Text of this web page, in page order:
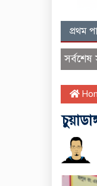
প্রথম
সর্বশেষ